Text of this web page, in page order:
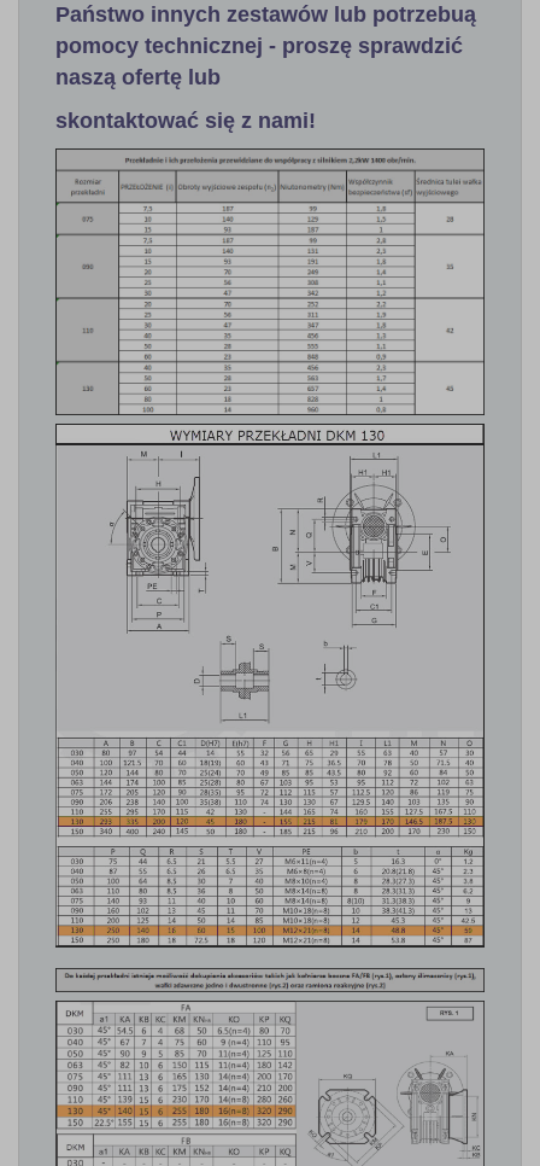
Państwo innych zestawów lub potrzebuą
pomocy technicznej - proszę sprawdzić
naszą ofertę lub
skontaktować się z nami!